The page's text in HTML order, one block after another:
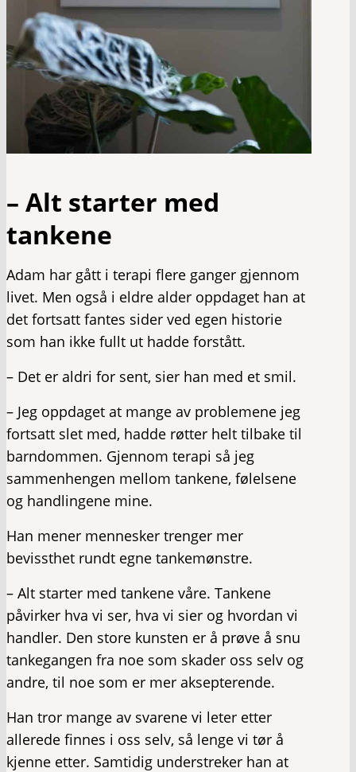
– Alt starter med
tankene
Adam har gått i terapi flere ganger gjennom
livet. Men også i eldre alder oppdaget han at
det fortsatt fantes sider ved egen historie
som han ikke fullt ut hadde forstått.
– Det er aldri for sent, sier han med et smil.
– Jeg oppdaget at mange av problemene jeg
fortsatt slet med, hadde røtter helt tilbake til
barndommen. Gjennom terapi så jeg
sammenhengen mellom tankene, følelsene
og handlingene mine.
Han mener mennesker trenger mer
bevissthet rundt egne tankemønstre.
– Alt starter med tankene våre. Tankene
påvirker hva vi ser, hva vi sier og hvordan vi
handler. Den store kunsten er å prøve å snu
tankegangen fra noe som skader oss selv og
andre, til noe som er mer aksepterende.
Han tror mange av svarene vi leter etter
allerede finnes i oss selv, så lenge vi tør å
kjenne etter. Samtidig understreker han at